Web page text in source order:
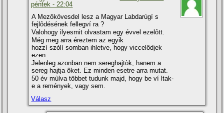
péntek - 22:04
A Mezôkövesdel lesz a Magyar Labdarùgí s
fejlôdésének fellegví ra ?
Valohogy ilyesmit olvastam egy évvel ezelôtt.
Még meg arra éreztem az egyik
hozzí szòlí somban ihletve, hogy viccelôdjek
ezen.
Jelenleg azonban nem sereghajtòk, hanem a
sereg hajtja ôket. Ez minden esetre arra mutat.
50 év mùlva többet tudunk majd, hogy be ví ltak-
e a remények, vagy sem.
Válasz